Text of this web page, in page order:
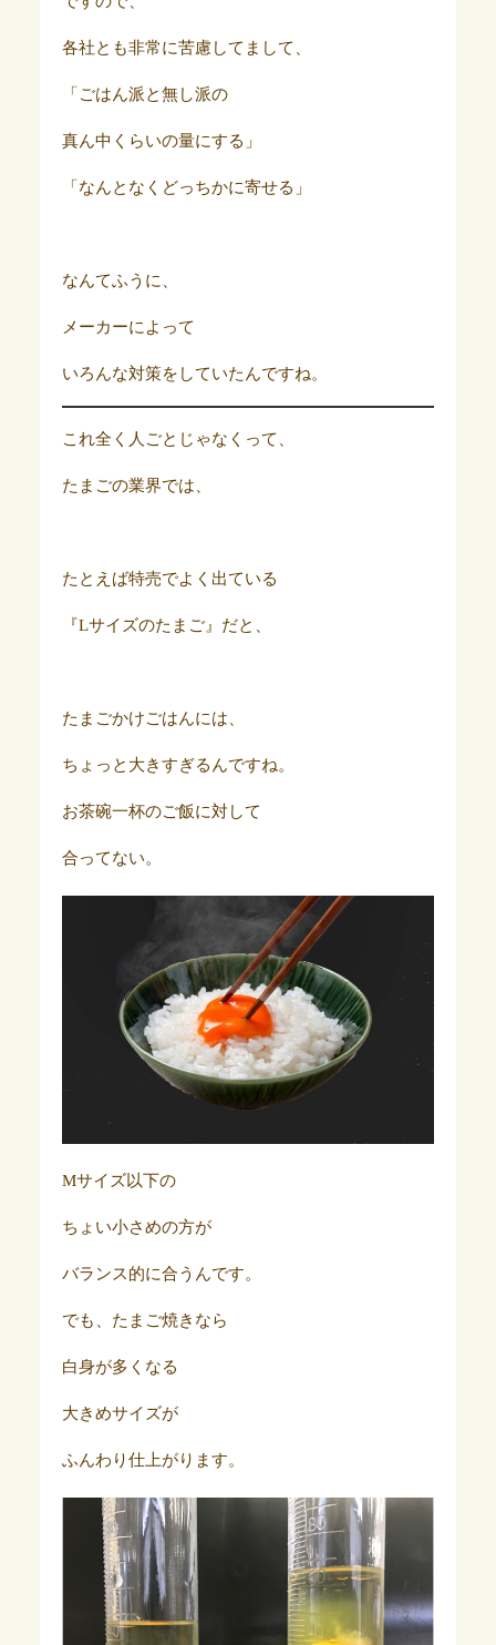
各社とも非常に苦慮してまして、
「ごはん派と無し派の
真ん中くらいの量にする」
「なんとなくどっちかに寄せる」
なんてふうに、
メーカーによって
いろんな対策をしていたんですね。
これ全く人ごとじゃなくって、
たまごの業界では、
たとえば特売でよく出ている
『Lサイズのたまご』だと、
たまごかけごはんには、
ちょっと大きすぎるんですね。
お茶碗一杯のご飯に対して
合ってない。
Mサイズ以下の
ちょい小さめの方が
バランス的に合うんです。
でも、たまご焼きなら
白身が多くなる
大きめサイズが
ふんわり仕上がります。